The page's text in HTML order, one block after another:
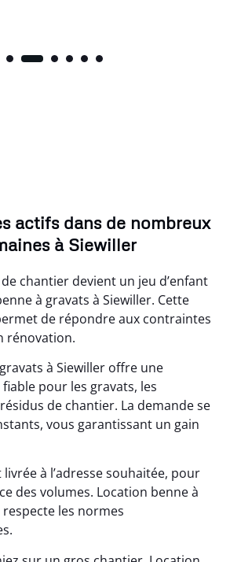
actifs dans de nombreux
à Siewiller
chantier devient un jeu d’enfant
à gravats à Siewiller. Cette
de répondre aux contraintes
rénovation.
à Siewiller offre une
pour les gravats, les
de chantier. La demande se
vous garantissant un gain
à l’adresse souhaitée, pour
des volumes. Location benne à
les normes